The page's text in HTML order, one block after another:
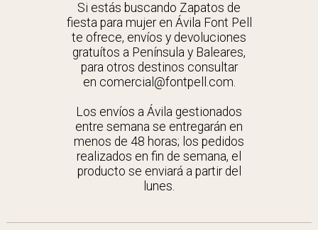
Si estás buscando Zapatos de
fiesta para mujer en Ávila Font Pell
te ofrece, envíos y devoluciones
gratuítos a Península y Baleares,
para otros destinos consultar
en comercial@fontpell.com.
Los envíos a Ávila gestionados
entre semana se entregarán en
menos de 48 horas; los pedidos
realizados en fin de semana, el
producto se enviará a partir del
lunes.